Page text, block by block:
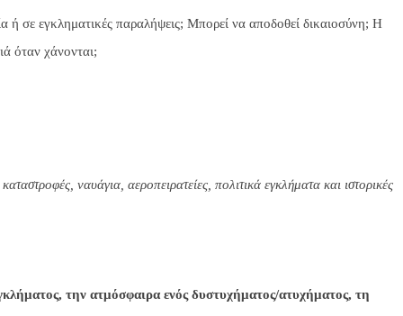
ή σε εγκληματικές παραλήψεις; Μπορεί να αποδοθεί δικαιοσύνη; Η
όταν χάνονται;
ναυάγια, αεροπειρατείες, πολιτικά εγκλήματα και ιστορικές
την ατμόσφαιρα ενός δυστυχήματος/ατυχήματος, τη